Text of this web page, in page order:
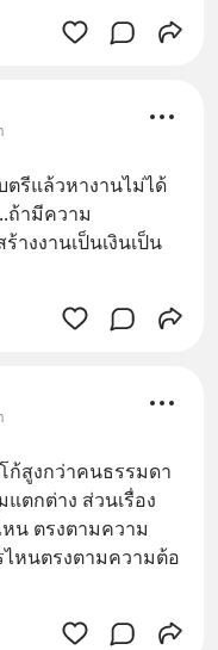
ตรีแล้วหางานไม่ได้
ถ้ามีความ
างงานเป็นเงินเป็น
สูงกว่าคนธรรมดา
ตกต่าง ส่วนเรื่อง
น ตรงตามความ
หนตรงตามความต้อ